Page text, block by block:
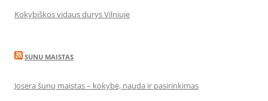
Kokybiškos vidaus durys Vilniuje
SUNU MAISTAS
Josera šunų maistas – kokybė, nauda ir pasirinkimas